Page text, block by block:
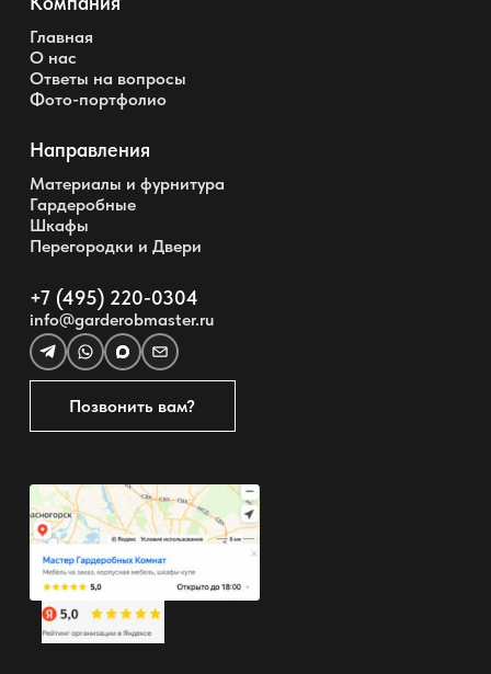
Главная
О нас
Ответы на вопросы
Фото-портфолио
Направления
Материалы и фурнитура
Гардеробные
Шкафы
Перегородки и Двери
+7 (495) 220-0304
info@garderobmaster.ru
Позвонить вам?